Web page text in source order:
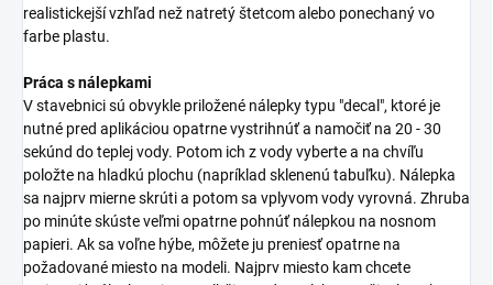
realistickejší vzhľad než natretý štetcom alebo ponechaný vo
farbe plastu.
Práca s nálepkami
V stavebnici sú obvykle priložené nálepky typu "decal", ktoré je
nutné pred aplikáciou opatrne vystrihnúť a namočiť na 20 - 30
sekúnd do teplej vody. Potom ich z vody vyberte a na chvíľu
položte na hladkú plochu (napríklad sklenenú tabuľku). Nálepka
sa najprv mierne skrúti a potom sa vplyvom vody vyrovná. Zhruba
po minúte skúste veľmi opatrne pohnúť nálepkou na nosnom
papieri. Ak sa voľne hýbe, môžete ju preniesť opatrne na
požadované miesto na modeli. Najprv miesto kam chcete